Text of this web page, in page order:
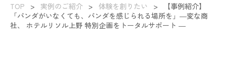
TOP > 実例のご紹介 > 体験を創りたい >
【事例紹介】
「パンダがいなくても、パンダを感じられる場所を」―変な商
社、 ホテルリソル上野 特別企画をトータルサポート ―